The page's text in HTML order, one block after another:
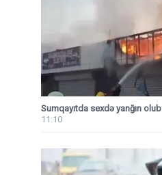
Sumqayıtda sexdə yanğın olub
11:10